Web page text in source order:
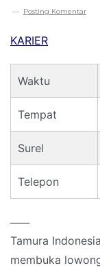
Posting Komentar
KARIER
Waktu
Tempat
Surel
Telepon
Tamura Indonesia
membuka